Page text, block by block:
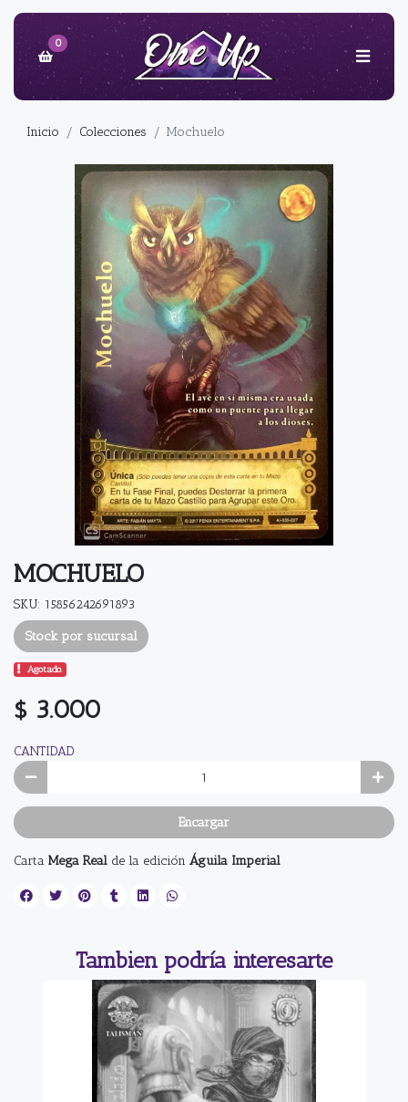
0
Inicio Colecciones Mochuelo
MOCHUELO
SKU: 15856242691893
Stock por sucursal
Agotado.
$ 3.000
CANTIDAD
Encargar
Carta Mega Real de la edición Águila Imperial
Tambien podría interesarte